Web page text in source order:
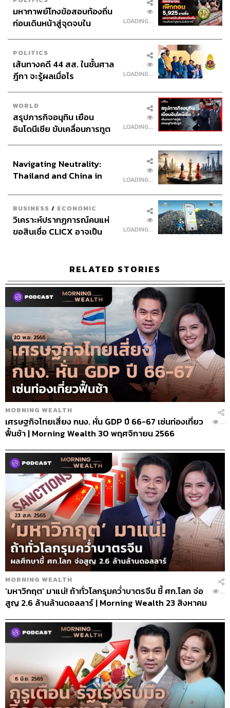
ทีมงาน THE STANDARD PODCAST
มหากาพย์โกงข้อสอบท้องถิ่น
ก่อนเดินหน้าสู่จุดจบใน
LOADING...
POLITICS
เส้นทางคดี 44 สส. ในชั้นศาล
ฎีกา จะรู้ผลเมื่อไร
LOADING...
WORLD
สรุปภารกิจอนุทิน เยือน
อินโดนีเซีย ขับเคลื่อนการทูต
อินโดนีเซีย
LOADING...
Navigating Neutrality:
Thailand and China in
Order
LOADING...
BUSINESS / ECONOMIC
วิเคราะห์ปรากฏการณ์คนแห่
ขอสินเชื่อ CLICX อาจเป็น
LOADING...
RELATED STORIES
MORNING WEALTH
เศรษฐกิจไทยเสี่ยง กนง. หั่น GDP ปี 66-67 เซ่นท่องเที่ยว
ฟื้นช้า | Morning Wealth 30 พฤศจิกายน 2566
...
MORNING WEALTH
‘มหาวิกฤต’ มาแน่! ถ้าทั่วโลกรุมคว่ำบาตรจีน ชี้ ศก.โลก จ่อ
สูญ 2.6 ล้านล้านดอลลาร์ | Morning Wealth 23 สิงหาคม
...